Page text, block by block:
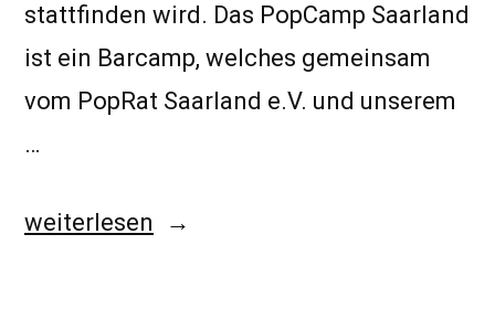
stattfinden wird. Das PopCamp Saarland
ist ein Barcamp, welches gemeinsam
vom PopRat Saarland e.V. und unserem
…
„Die
weiterlesen